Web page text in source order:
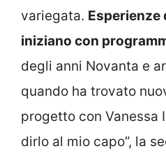
variegata. Esperienze
iniziano con
degli anni Novanta e
quando ha trovato
progetto con Vanessa
dirlo al mio capo”, la